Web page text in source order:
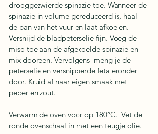
drooggezwierde spinazie toe. Wanneer de
spinazie in volume gereduceerd is, haal
de pan van het vuur en laat afkoelen.
Versnijd de bladpeterselie fijn. Voeg de
miso toe aan de afgekoelde spinazie en
mix dooreen. Vervolgens  meng je de
peterselie en versnipperde feta eronder
door. Kruid af naar eigen smaak met
peper en zout.
Verwarm de oven voor op 180°C.  Vet de
ronde ovenschaal in met een teugje olie.